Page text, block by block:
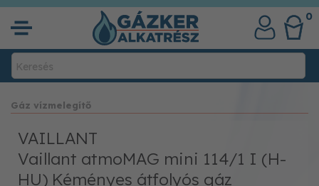
0
Gáz vízmelegítő
VAILLANT
Vaillant atmoMAG mini 114/1 I (H-
HU) Kéményes átfolyós gáz